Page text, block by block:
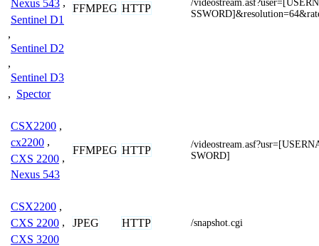
Nexus 543 ,
Sentinel D1
,
Sentinel D2
,
Sentinel D3
, Spector
FFMPEG HTTP
/
CSX2200 ,
cx2200 ,
CXS 2200 ,
Nexus 543
FFMPEG HTTP
/
SWORD]
CSX2200 ,
CXS 2200 ,
CXS 3200
JPEG HTTP /snapshot.cgi